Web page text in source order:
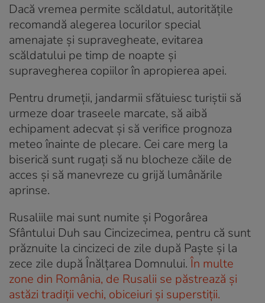
Dacă vremea permite scăldatul, autoritățile
recomandă alegerea locurilor special
amenajate și supravegheate, evitarea
scăldatului pe timp de noapte și
supravegherea copiilor în apropierea apei.
Pentru drumeții, jandarmii sfătuiesc turiștii să
urmeze doar traseele marcate, să aibă
echipament adecvat și să verifice prognoza
meteo înainte de plecare. Cei care merg la
biserică sunt rugați să nu blocheze căile de
acces și să manevreze cu grijă lumânările
aprinse.
Rusaliile mai sunt numite și Pogorârea
Sfântului Duh sau Cincizecimea, pentru că sunt
prăznuite la cincizeci de zile după Paște și la
zece zile după Înălțarea Domnului.În multe
zone din România, de Rusalii se păstrează și
astăzi tradiții vechi, obiceiuri și superstiții.